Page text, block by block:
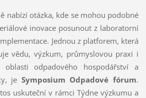
nabízí otázka, kde se mohou podobné
inovace posunout z laboratorní
Jednou z platforem, která
vědu, výzkum, průmyslovou praxi i
odpadového hospodářství a
je Symposium Odpadové fórum.
uskuteční v rámci Týdne výzkumu a